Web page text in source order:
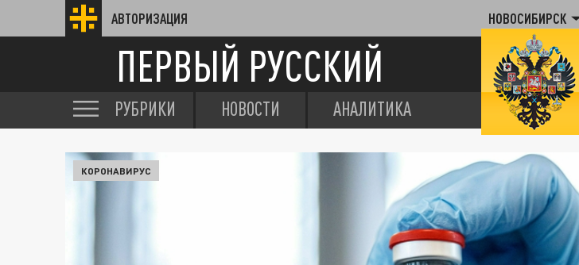
АВТОРИЗАЦИЯ НОВОСИБИРСК
ПЕРВЫЙ РУССКИЙ
РУБРИКИ НОВОСТИ АНАЛИТИКА
КОРОНАВИРУС